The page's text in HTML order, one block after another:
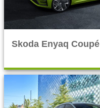
Skoda Enyaq Coupé